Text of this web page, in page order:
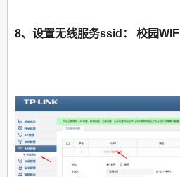
8、设置无线服务ssid： 校园WIFI